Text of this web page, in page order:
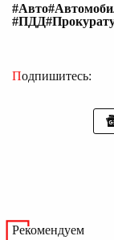
#Авто
#ПДД
Подпишитесь:
Рекомендуем